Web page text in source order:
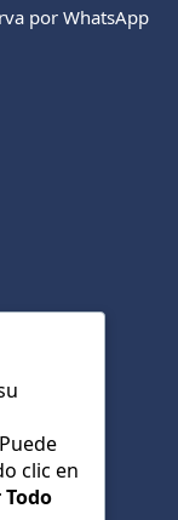
por WhatsApp
7
clic en